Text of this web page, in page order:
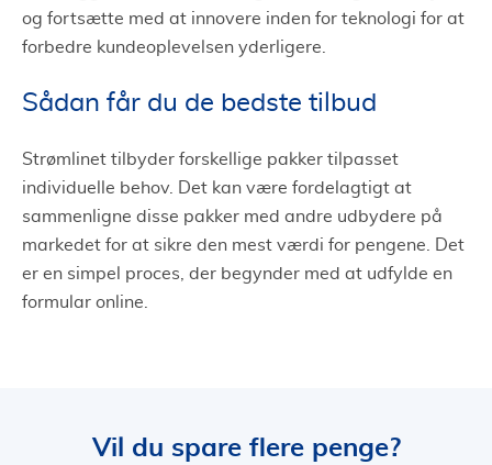
og fortsætte med at innovere inden for teknologi for at
forbedre kundeoplevelsen yderligere.
Sådan får du de bedste tilbud
Strømlinet tilbyder forskellige pakker tilpasset
individuelle behov. Det kan være fordelagtigt at
sammenligne disse pakker med andre udbydere på
markedet for at sikre den mest værdi for pengene. Det
er en simpel proces, der begynder med at udfylde en
formular online.
Vil du spare flere penge?